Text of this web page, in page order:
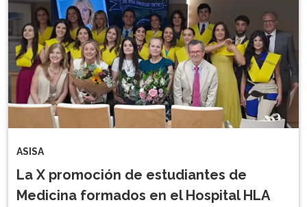
ASISA
La X promoción de estudiantes de
Medicina formados en el Hospital HLA